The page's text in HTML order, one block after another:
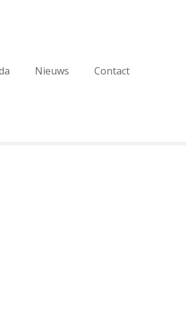
Nieuws Contact